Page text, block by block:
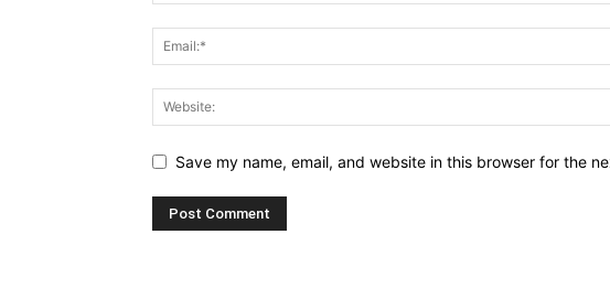
Save my name, email, and website in this browser for the